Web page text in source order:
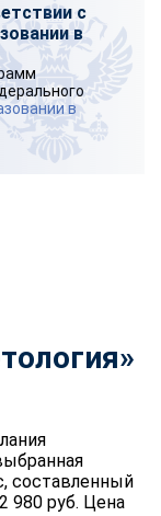
с
в
в
составленный
980 руб. Цена